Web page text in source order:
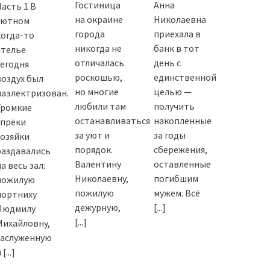
1 В
то
был
весь зал:
[...]
Гостиница
на окраине
города
никогда не
отличалась
роскошью,
но многие
любили там
останавливаться
за уют и
порядок.
Валентину
Николаевну,
пожилую
дежурную,
[...]
Анна
Николаевна
приехала в
банк в тот
день с
единственной
целью —
получить
накопленные
за годы
сбережения,
оставленные
погибшим
мужем. Всё
[...]